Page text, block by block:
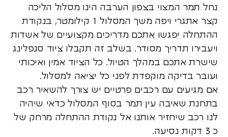
נחל תמר המצוי בצפון הערבה הינו מסלול הליכה
קצר אתגרי ויפה משך המסלול 1 קילומטר, בנקודת
ההתחלה יפגשו אתכם מדריכים מקצועיים של אשדות
ויעבירו תדריך מסודר. בשלב זה תקבלו ציוד סנפלינג
שישרת אתכם במהלך הטיול. כל הציוד אמין ואיכותי
ועובר בדיקה מוקפדת לפני כל יציאה למסלול.
אם מגיעים עם רכבים פרטיים יש צורך להשאיר רכב
בתחנת שאיבה עין תמר בסוף המסלול כדאי שיהיה
לנו רכב שיחזיר אותנו אל נקודת ההתחלה מרחק של
כ 3 דקות נסיעה.